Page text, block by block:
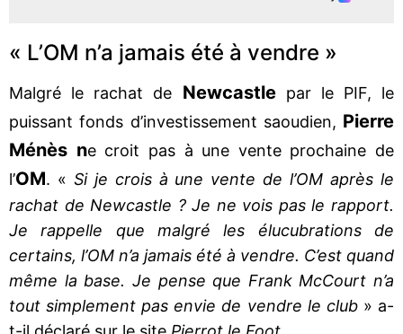
« L’OM n’a jamais été à vendre »
Malgré le rachat de Newcastlepar le PIF, le
puissant fonds d’investissement saoudien, Pierre
Ménès ne croit pas à une vente prochaine de
l’OM. « Si je crois à une vente de l’OM après le
rachat de Newcastle ? Je ne vois pas le rapport.
Je rappelle que malgré les élucubrations de
certains, l’OM n’a jamais été à vendre. C’est quand
même la base. Je pense que Frank McCourt n’a
tout simplement pas envie de vendre le club » a-